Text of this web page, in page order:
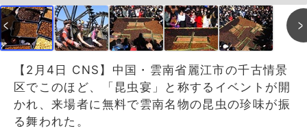
【2月4日 CNS】中国・雲南省麗江市の千古情景
区でこのほど、「昆虫宴」と称するイベントが開
かれ、来場者に無料で雲南名物の昆虫の珍味が振
る舞われた。